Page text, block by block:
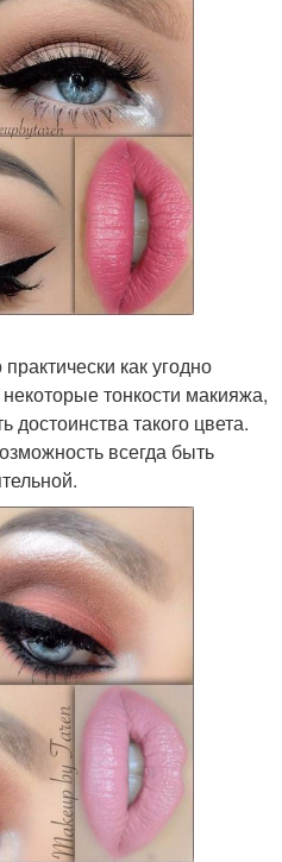
как угодно
тонкости макияжа,
такого цвета.
всегда быть